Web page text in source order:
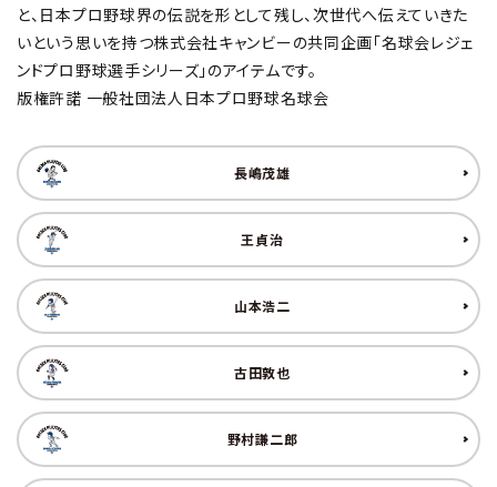
と、日本プロ野球界の伝説を形として残し、次世代へ伝えていきた
いという思いを持つ株式会社キャンビーの共同企画「名球会レジェ
ンドプロ野球選手シリーズ」のアイテムです。
版権許諾 一般社団法人日本プロ野球名球会
長嶋茂雄
王貞治
山本浩二
古田敦也
野村謙二郎